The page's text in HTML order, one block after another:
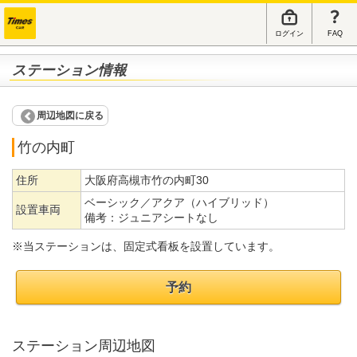
ログイン FAQ
ステーション情報
周辺地図に戻る
竹の内町
住所 大阪府高槻市竹の内町30
設置車両
ベーシック／アクア（ハイブリッド）
備考： ジュニアシートなし
※当ステーションは、固定式看板を設置しています。
予約
ステーション周辺地図